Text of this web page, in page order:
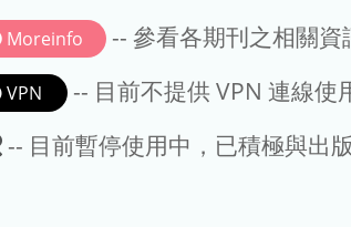
Moreinfo -- 參看各期刊之相關
VPN
-- 目前不提供 VPN 連線使
此
-- 目前暫停使用中，已積極與出